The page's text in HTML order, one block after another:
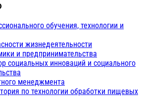
обучения, технологии и
жизнедеятельности
и предпринимательства
социальных инноваций и социального
менеджмента
по технологии обработки пищевых